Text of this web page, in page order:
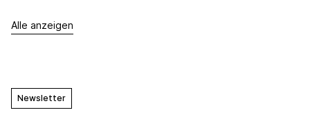
Alle anzeigen
Newsletter